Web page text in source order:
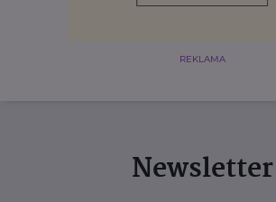
REKLAMA
Newsletter